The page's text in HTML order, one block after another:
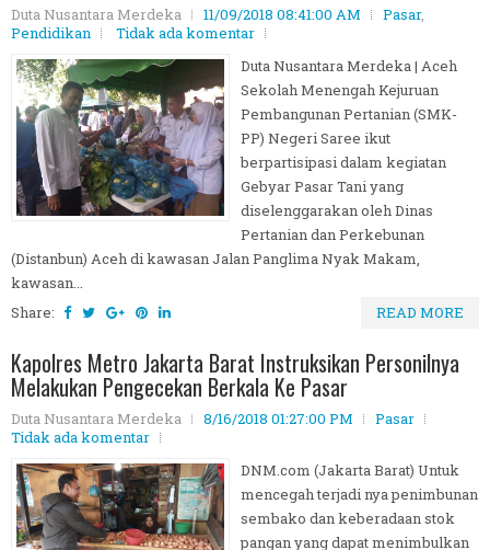
Duta Nusantara Merdeka 11/09/2018 08:41:00 AM Pasar,
Pendidikan
Tidak ada komentar
Duta Nusantara Merdeka | Aceh
Sekolah Menengah Kejuruan
Pembangunan Pertanian (SMK-
PP) Negeri Saree ikut
berpartisipasi dalam kegiatan
Gebyar Pasar Tani yang
diselenggarakan oleh Dinas
Pertanian dan Perkebunan
(Distanbun) Aceh di kawasan Jalan Panglima Nyak Makam,
kawasan...
Share:
READ MORE
Kapolres Metro Jakarta Barat Instruksikan Personilnya
Melakukan Pengecekan Berkala Ke Pasar
Duta Nusantara Merdeka 8/16/2018 01:27:00 PM
Pasar
Tidak ada komentar
DNM.com (Jakarta Barat) Untuk
mencegah terjadi nya penimbunan
sembako dan keberadaan stok
pangan yang dapat menimbulkan